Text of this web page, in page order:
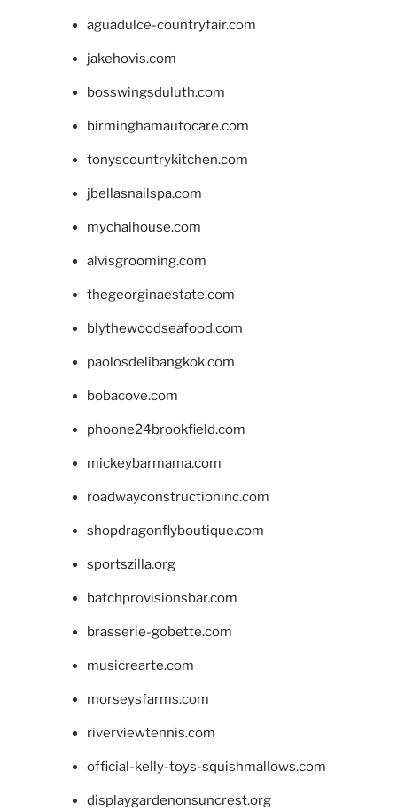
aguadulce-countryfair.com
jakehovis.com
bosswingsduluth.com
birminghamautocare.com
tonyscountrykitchen.com
jbellasnailspa.com
mychaihouse.com
alvisgrooming.com
thegeorginaestate.com
blythewoodseafood.com
paolosdelibangkok.com
bobacove.com
phoone24brookfield.com
mickeybarmama.com
roadwayconstructioninc.com
shopdragonflyboutique.com
sportszilla.org
batchprovisionsbar.com
brasserie-gobette.com
musicrearte.com
morseysfarms.com
riverviewtennis.com
official-kelly-toys-squishmallows.com
displaygardenonsuncrest.org